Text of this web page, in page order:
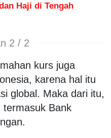
Haji di Tengah
2 / 2
kurs juga
karena hal itu
global. Maka dari itu,
termasuk Bank